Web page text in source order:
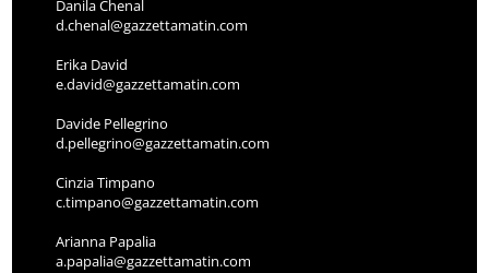
Danila Chenal
d.chenal@gazzettamatin.com
Erika David
e.david@gazzettamatin.com
Davide Pellegrino
d.pellegrino@gazzettamatin.com
Cinzia Timpano
c.timpano@gazzettamatin.com
Arianna Papalia
a.papalia@gazzettamatin.com